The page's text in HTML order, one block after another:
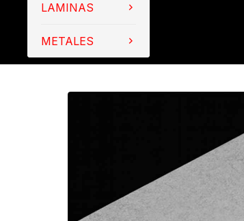
LAMINAS
METALES